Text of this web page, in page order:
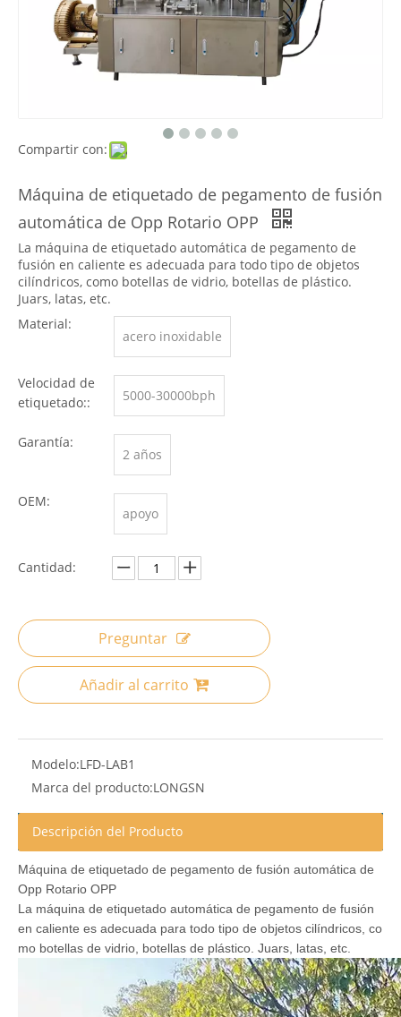
Compartir con:
Máquina de etiquetado de pegamento de fusión
automática de Opp Rotario OPP
La máquina de etiquetado automática de pegamento de
fusión en caliente es adecuada para todo tipo de objetos
cilíndricos, como botellas de vidrio, botellas de plástico.
Juars, latas, etc.
Material:
acero inoxidable
Velocidad de
etiquetado::
5000-30000bph
Garantía:
2 años
OEM:
apoyo
Cantidad:
Preguntar
Añadir al carrito
Modelo:LFD-LAB1
Marca del producto:LONGSN
Descripción del Producto
Máquina de etiquetado de pegamento de fusión automática de
Opp Rotario OPP
La máquina de etiquetado automática de pegamento de fusión
en caliente es adecuada para todo tipo de objetos cilíndricos, co
mo botellas de vidrio, botellas de plástico. Juars, latas, etc.